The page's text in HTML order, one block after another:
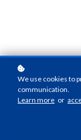
參與對象
We use cookies to
communication.
Learn more or